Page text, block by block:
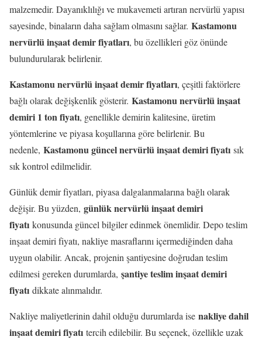
malzemedir. Dayanıklılığı ve mukavemeti artıran nervürlü yapısı
sayesinde, binaların daha sağlam olmasını sağlar. Kastamonu
nervürlü inşaat demir fiyatları, bu özellikleri göz önünde
bulundurularak belirlenir.
Kastamonu nervürlü inşaat demir fiyatları, çeşitli faktörlere
bağlı olarak değişkenlik gösterir. Kastamonu nervürlü inşaat
demiri 1 ton fiyatı, genellikle demirin kalitesine, üretim
yöntemlerine ve piyasa koşullarına göre belirlenir. Bu
nedenle, Kastamonu güncel nervürlü inşaat demiri fiyatı sık
sık kontrol edilmelidir.
Günlük demir fiyatları, piyasa dalgalanmalarına bağlı olarak
değişir. Bu yüzden, günlük nervürlü inşaat demiri
fiyatı konusunda güncel bilgiler edinmek önemlidir. Depo teslim
inşaat demiri fiyatı, nakliye masraflarını içermediğinden daha
uygun olabilir. Ancak, projenin şantiyesine doğrudan teslim
edilmesi gereken durumlarda, şantiye teslim inşaat demiri
fiyatı dikkate alınmalıdır.
Nakliye maliyetlerinin dahil olduğu durumlarda ise nakliye dahil
inşaat demiri fiyatı tercih edilebilir. Bu seçenek, özellikle uzak